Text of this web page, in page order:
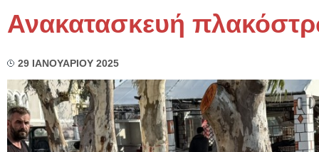
Ανακατασκευή
29 ΙΑΝΟΥΑΡΙΟΥ 2025